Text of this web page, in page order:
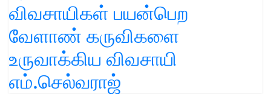
விவசாயிகள் பயன்பெற
வேளாண் கருவிகளை
உருவாக்கிய விவசாயி
எம்.செல்வராஜ்